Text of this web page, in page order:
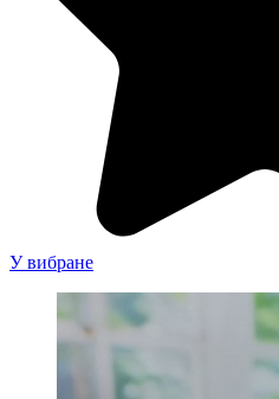
У вибране